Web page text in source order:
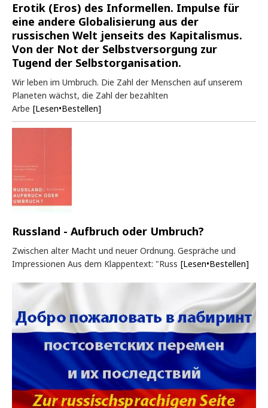
Erotik (Eros) des Informellen. Impulse für
eine andere Globalisierung aus der
russischen Welt jenseits des Kapitalismus.
Von der Not der Selbstversorgung zur
Tugend der Selbstorganisation.
Wir leben im Umbruch. Die Zahl der Menschen auf unserem
Planeten wächst, die Zahl der bezahlten
Arbe [Lesen•Bestellen]
Russland - Aufbruch oder Umbruch?
Zwischen alter Macht und neuer Ordnung. Gespräche und
Impressionen Aus dem Klappentext: "Russ [Lesen•Bestellen]